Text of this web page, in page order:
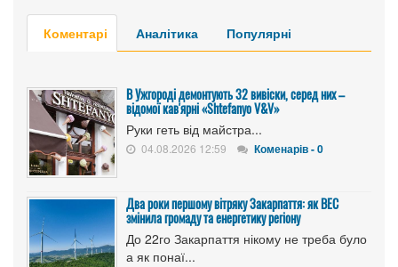
Коментарі Аналітика Популярні
В Ужгороді демонтують 32 вивіски, серед них –
відомої кав'ярні «Shtefanyo V&V»
Руки геть від майстра...
04.08.2026 12:59 Коменарів - 0
Два роки першому вітряку Закарпаття: як ВЕС
змінила громаду та енергетику регіону
До 22го Закарпаття нікому не треба було
а як понаї...